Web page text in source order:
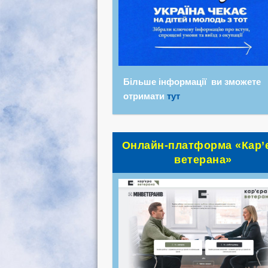
Більше інформації ви зможете
отриматитут
Онлайн-платформа
ветерана»